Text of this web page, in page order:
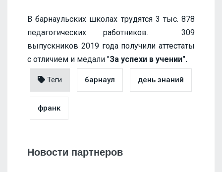
В барнаульских школах трудятся 3 тыс. 878
педагогических работников. 309
выпускников 2019 года получили аттестаты
с отличием и медали "За успехи в учении".
Теги барнаул день знаний
франк
Новости партнеров